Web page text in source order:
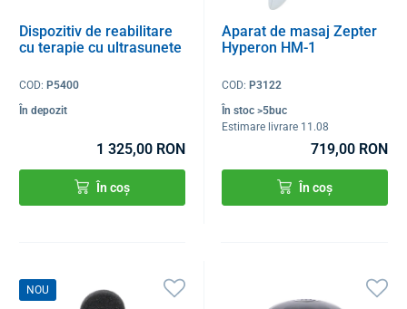
Dispozitiv de reabilitare
cu terapie cu ultrasunete
COD: P5400
În depozit
1 325,00 RON
În coș
Aparat de masaj Zepter
Hyperon HM-1
COD: P3122
În stoc >5buc
Estimare livrare 11.08
719,00 RON
În coș
NOU